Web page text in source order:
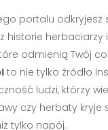
portalu odkryjesz
historie herbaciarzy i
odmienią Twój
to nie tylko źródło
ludzi, którzy
czy herbaty kryje
tylko napój.